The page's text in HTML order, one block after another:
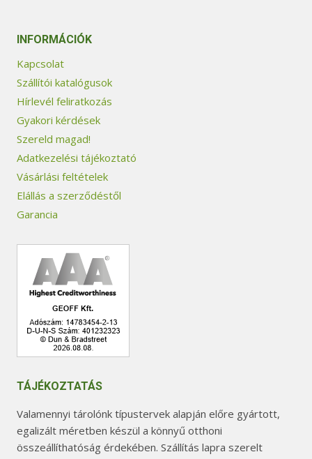
INFORMÁCIÓK
Kapcsolat
Szállítói katalógusok
Hírlevél feliratkozás
Gyakori kérdések
Szereld magad!
Adatkezelési tájékoztató
Vásárlási feltételek
Elállás a szerződéstől
Garancia
TÁJÉKOZTATÁS
Valamennyi tárolónk típustervek alapján előre gyártott,
egalizált méretben készül a könnyű otthoni
összeállíthatóság érdekében. Szállítás lapra szerelt